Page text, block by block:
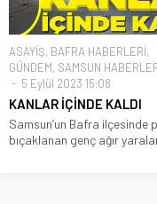
ASAYİŞ, BAFRA HABERLERİ,
GÜNDEM, SAMSUN
5 Eylül 2023 15:08
KANLAR İÇİNDE KALDI
Samsun’un Bafra ilçesinde
bıçaklanan genç ağır